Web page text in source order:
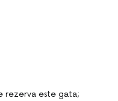
rezerva este gata;